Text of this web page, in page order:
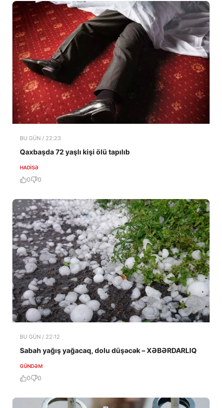
BU GÜN / 22:23
Qaxbaşda 72 yaşlı kişi ölü tapılıb
HADISƏ
0 0
BU GÜN / 22:12
Sabah yağış yağacaq, dolu düşəcək – XƏBƏRDARLIQ
GÜNDƏM
0 0